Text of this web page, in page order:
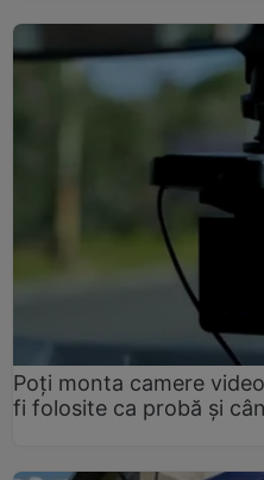
Poți monta camere
fi folosite ca probă și